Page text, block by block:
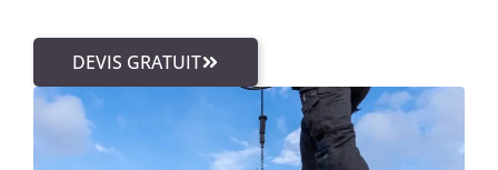
DEVIS GRATUIT